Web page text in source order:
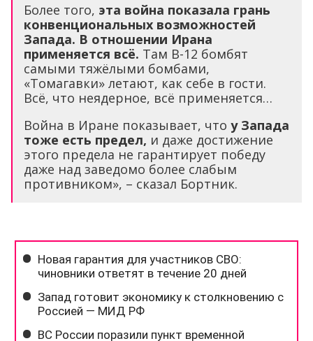
Более того, эта война показала грань
конвенциональных возможностей
Запада. В отношении Ирана
применяется всё. Там B-12 бомбят
самыми тяжёлыми бомбами,
«Томагавки» летают, как себе в гости.
Всё, что неядерное, всё применяется…
Война в Иране показывает, что у Запада
тоже есть предел, и даже достижение
этого предела не гарантирует победу
даже над заведомо более слабым
противником», – сказал Бортник.